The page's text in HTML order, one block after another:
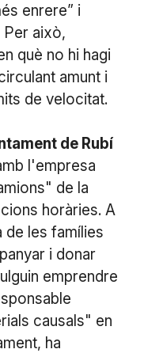
enrere” i
Per això,
què no hi hagi
amunt i
de velocitat.
de Rubí
l'empresa
de la
horàries. A
de les famílies
i donar
emprendre
causals" en
ha